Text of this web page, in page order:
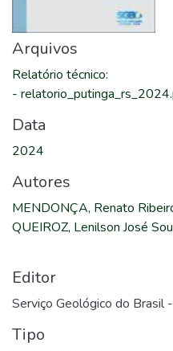
Arquivos
Relatório técnico:
-
Data
2024
Autores
MENDONÇA, Renato
QUEIROZ, Lenilson José
Editor
Serviço Geológico do Brasil
Tipo